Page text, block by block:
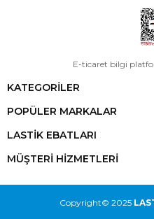
E-ticaret bilgi
KATEGORİLER
POPÜLER MARKALAR
LASTİK EBATLARI
MÜŞTERİ HİZMETLERİ
Copyright© 2025